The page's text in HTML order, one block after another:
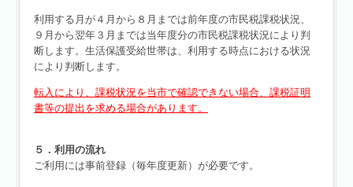
利用する月が４月から８月までは前年度の市民税課税状況、
９月から翌年３月までは当年度分の市民税課税状況により判
断します。生活保護受給世帯は、利用する時点における状況
により判断します。
転入により、課税状況を当市で確認できない場合、課税証明
書等の提出を求める場合があります。
５．利用の流れ
ご利用には事前登録（毎年度更新）が必要です。